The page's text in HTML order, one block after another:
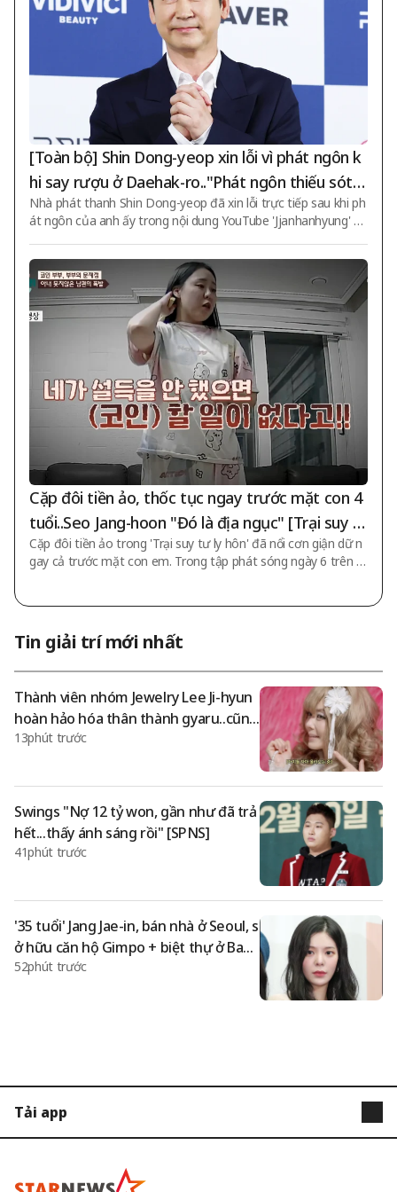
ời mắt đặc trưng của mì
[Toàn bộ] Shin Dong-yeop xin lỗi vì phát ngôn k
hi say rượu ở Daehak-ro.."Phát ngôn thiếu sót t
ập trung vào những lời đùa"
Nhà phát thanh Shin Dong-yeop đã xin lỗi trực tiếp sau khi ph
át ngôn của anh ấy trong nội dung YouTube 'Jjanhanhyung' gâ
hức vào ngày 6, nói rằng "Tôi xin lỗi chân thành từ tận đáy lòn
g với tất cả những người đã bị tổn thương và thất vọng vì nh
ững phát ngôn hấp tấp của tôi trong bài phát sóng 'Jjanhanhy
ung' gần đây". Anh ấy nhấn mạnh tình yêu và sự tôn trọng đối
với Daehak-ro. Shin Dong-yeop nói rằng "Daehak-ro là một k
hông gian rất ý ngh
Cặp đôi tiền ảo, thốc tục ngay trước mặt con 4
tuổi..Seo Jang-hoon "Đó là địa ngục" [Trại suy t
ư ly hôn]
Cặp đôi tiền ảo trong 'Trại suy tư ly hôn' đã nổi cơn giận dữ n
gay cả trước mặt con em. Trong tập phát sóng ngày 6 trên c
có lỗi khi nợ nần, nhưng dù sao thì cũng khó có thể hiểu được
vợ một cách hợp lý". Trong đoạn video tiếp theo, hình ảnh cặ
p vợ chồng tiếp tục thốc tục trước mặt các con được phác họa.
Tin giải trí mới nhất
Thành viên nhóm Jewelry Lee Ji-hyun
hoàn hảo hóa thân thành gyaru..cũng
chinh phục được váy táo bạo "Cái này là
13phút trước
Swings "Nợ 12 tỷ won, gần như đã trả
hết...thấy ánh sáng rồi" [SPNS]
41phút trước
'35 tuổi' Jang Jae-in, bán nhà ở Seoul, s
ở hữu căn hộ Gimpo + biệt thự ở Ban
gi-dong "Không cần yêu đương" [Star
52phút trước
Tải app